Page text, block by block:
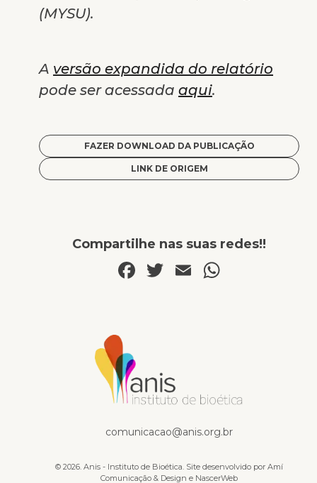
(MYSU).
A versão expandida do relatório
pode ser acessada aqui.
FAZER DOWNLOAD DA PUBLICAÇÃO
LINK DE ORIGEM
Compartilhe nas suas redes!!
Facebook
Twitter
Email
comunicacao@anis.org.br
© 2026. Anis - Instituto de Bioética. Site desenvolvido por Amí
Comunicação & Design e NascerWeb